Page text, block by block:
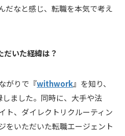
だなと感じ、転職を本気で考え
だいた経緯は？
がりで『withwork』を知り、
ました。同時に、大手や法
ト、ダイレクトリクルーティン
をいただいた転職エージェント